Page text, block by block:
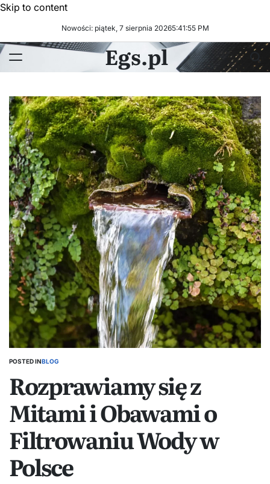
Skip to content
Nowości: piątek, 7 sierpnia 20265:41:56 PM
Egs.pl
POSTED INBLOG
Rozprawiamy się z
Mitami i Obawami o
Filtrowaniu Wody w
Polsce